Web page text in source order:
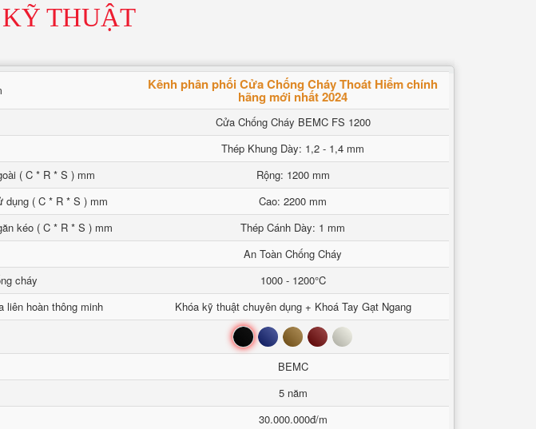
THUẬT
Kênh phân phối Cửa Chống Cháy Thoát Hiểm chính
hãng mới nhất 2024
Cửa Chống Cháy BEMC FS 1200
Thép Khung Dày: 1,2 - 1,4 mm
( C * R * S ) mm
Rộng: 1200 mm
dụng ( C * R * S ) mm
Cao: 2200 mm
kéo ( C * R * S ) mm
Thép Cánh Dày: 1 mm
An Toàn Chống Cháy
cháy
1000 - 1200°C
liên hoàn thông minh
Khóa kỹ thuật chuyên dụng + Khoá Tay Gạt Ngang
Đen Xanh Nâu Đỏ Trắng
BEMC
5 năm
30.000.000đ/m